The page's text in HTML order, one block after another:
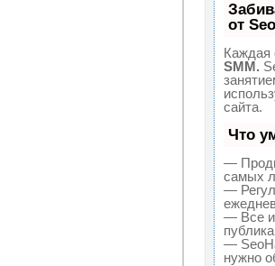
от
Каждая
SMM.
сайта.
Что
—
самых
—
— Все
—
нужно